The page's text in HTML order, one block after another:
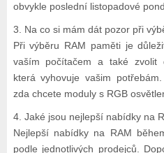
obvykle poslední listopadové
3. Na co si mám dát pozor při
Při výběru RAM paměti je
vaším počítačem a také zvolit
která vyhovuje vašim
zda chcete moduly s RGB
4. Jaké jsou nejlepší nabídky na
Nejlepší nabídky na RAM
podle jednotlivých prodejců.